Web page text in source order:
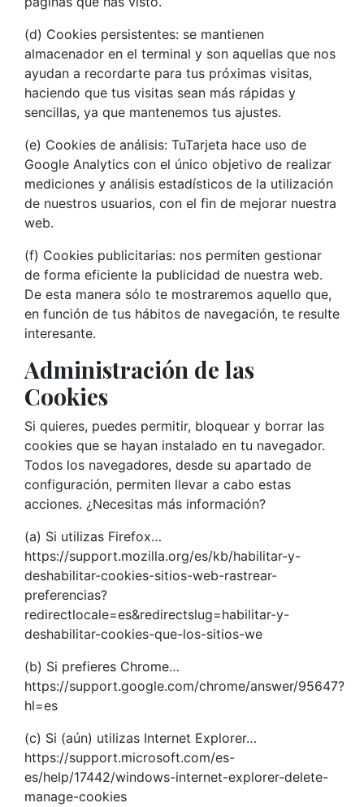
(d) Cookies persistentes: se mantienen
almacenador en el terminal y son aquellas que nos
ayudan a recordarte para tus próximas visitas,
haciendo que tus visitas sean más rápidas y
sencillas, ya que mantenemos tus ajustes.
(e) Cookies de análisis: TuTarjeta hace uso de
Google Analytics con el único objetivo de realizar
mediciones y análisis estadísticos de la utilización
de nuestros usuarios, con el fin de mejorar nuestra
web.
(f) Cookies publicitarias: nos permiten gestionar
de forma eficiente la publicidad de nuestra web.
De esta manera sólo te mostraremos aquello que,
en función de tus hábitos de navegación, te resulte
interesante.
Administración de las
Cookies
Si quieres, puedes permitir, bloquear y borrar las
cookies que se hayan instalado en tu navegador.
Todos los navegadores, desde su apartado de
configuración, permiten llevar a cabo estas
acciones. ¿Necesitas más información?
(a) Si utilizas Firefox…
https://support.mozilla.org/es/kb/habilitar-y-
deshabilitar-cookies-sitios-web-rastrear-
preferencias?
redirectlocale=es&redirectslug=habilitar-y-
deshabilitar-cookies-que-los-sitios-we
(b) Si prefieres Chrome…
https://support.google.com/chrome/answer/95647?
hl=es
(c) Si (aún) utilizas Internet Explorer…
https://support.microsoft.com/es-
es/help/17442/windows-internet-explorer-delete-
manage-cookies